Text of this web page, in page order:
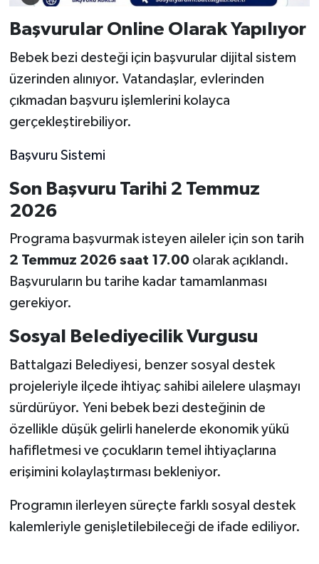
Başvurular Online Olarak Yapılıyor
Bebek bezi desteği için başvurular dijital sistem
üzerinden alınıyor. Vatandaşlar, evlerinden
çıkmadan başvuru işlemlerini kolayca
gerçekleştirebiliyor.
Başvuru Sistemi
Son Başvuru Tarihi 2 Temmuz
2026
Programa başvurmak isteyen aileler için son tarih
2 Temmuz 2026 saat 17.00olarak açıklandı.
Başvuruların bu tarihe kadar tamamlanması
gerekiyor.
Sosyal Belediyecilik Vurgusu
Battalgazi Belediyesi, benzer sosyal destek
projeleriyle ilçede ihtiyaç sahibi ailelere ulaşmayı
sürdürüyor. Yeni bebek bezi desteğinin de
özellikle düşük gelirli hanelerde ekonomik yükü
hafifletmesi ve çocukların temel ihtiyaçlarına
erişimini kolaylaştırması bekleniyor.
Programın ilerleyen süreçte farklı sosyal destek
kalemleriyle genişletilebileceği de ifade ediliyor.